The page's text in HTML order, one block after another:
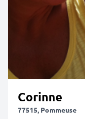
Corinne
77515, Pommeuse